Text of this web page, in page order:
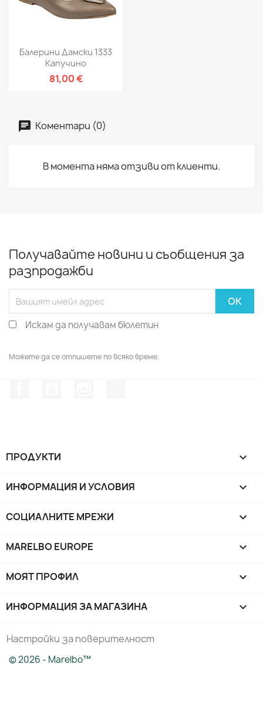
Балерини Дамски 1333
Капучино
81,00 €
Коментари (0)
В момента няма отзиви от клиенти.
Получавайте новини и съобщения за
разпродажби
Искам да получавам бюлетин
Можете да се отпишете по всяко време.
ПРОДУКТИ 
ИНФОРМАЦИЯ И УСЛОВИЯ 
СОЦИАЛНИТЕ МРЕЖИ 
MARELBO EUROPE 
МОЯТ ПРОФИЛ 
ИНФОРМАЦИЯ ЗА МАГАЗИНА keyboard_arrow_down
Настройки за поверителност
© 2026 - Marelbo™